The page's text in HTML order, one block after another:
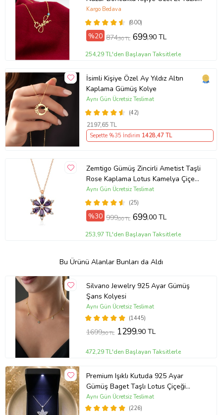
Kolye (Sarı)
(800)
Kargo Bedava
%20 874,90 TL 699,90 TL
254,29 TL'den Başlayan Taksitlerle
İsimli Kişiye Özel Ay Yıldız Altın
Kaplama Gümüş Kolye
(42)
Aynı Gün Ücretsiz Teslimat
2197,65 TL
Sepette %35 İndirim 1428,47 TL
Zemtigo Gümüş Zincirli Ametist Taşli
Rose Kaplama Lotus Kamelya Çiçeği
Kolye
(25)
Aynı Gün Ücretsiz Teslimat
%30 999,00 TL 699,00 TL
253,97 TL'den Başlayan Taksitlerle
Bu Ürünü Alanlar Bunları da Aldı
Silvano Jewelry 925 Ayar Gümüş
Şans Kolyesi
(1445)
Aynı Gün Ücretsiz Teslimat
1699,90 TL 1299,90 TL
472,29 TL'den Başlayan Taksitlerle
Premium Işıklı Kutuda 925 Ayar
Gümüş Baget Taşlı Lotus Çiçeği
Kolye
(226)
Aynı Gün Ücretsiz Teslimat